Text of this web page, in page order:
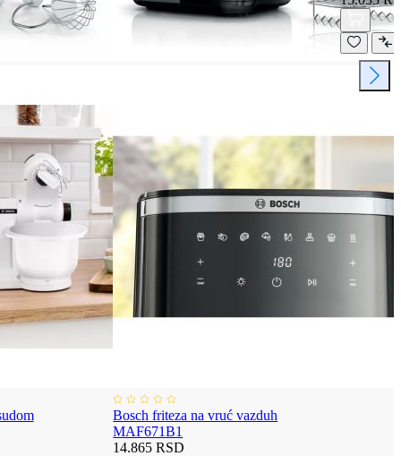
Bosch friteza na vruć vazduh
MAF671B1
14.865 RSD